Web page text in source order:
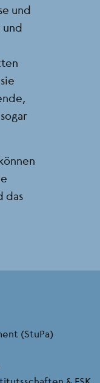
und
und
das
(StuPa)